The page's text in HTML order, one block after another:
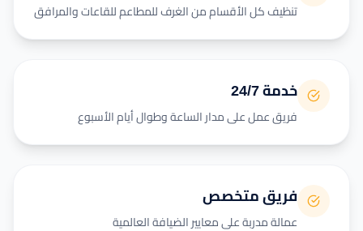
تنظيف كل الأقسام من الغرف للمطاعم للقاعات والمرافق
خدمة 24/7
فريق عمل على مدار الساعة وطوال أيام الأسبوع
فريق متخصص
عمالة مدربة على معايير الضيافة العالمية